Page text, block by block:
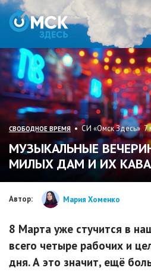
СВОБОДНОЕ ВРЕМЯ • СИ «Омск Здесь» 7
МУЗЫКАЛЬНЫЕ
МИЛЫХ ДАМ И ИХ
Автор: Мария Хоменко
8 Марта уже стучится в
всего четыре рабочих и
дня. А это значит, ещё